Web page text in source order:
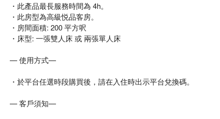
・此產品最長服務時間為 4h。
・此房型為高級悦品客房。
・房間面積: 200 平方呎
・床型: 一張雙人床 或 兩張單人床
— 使用方式—
・於平台任選時段購買後，請在入住時出示平台兌換碼。
— 客戶須知—